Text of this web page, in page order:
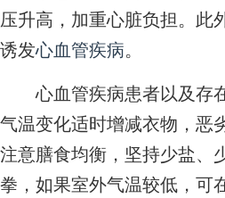
压升高，加重心脏负担。此
诱发心血管疾病。
心血管疾病患者以及存在
气温变化适时增减衣物，恶
注意膳食均衡，坚持少盐、
拳，如果室外气温较低，可